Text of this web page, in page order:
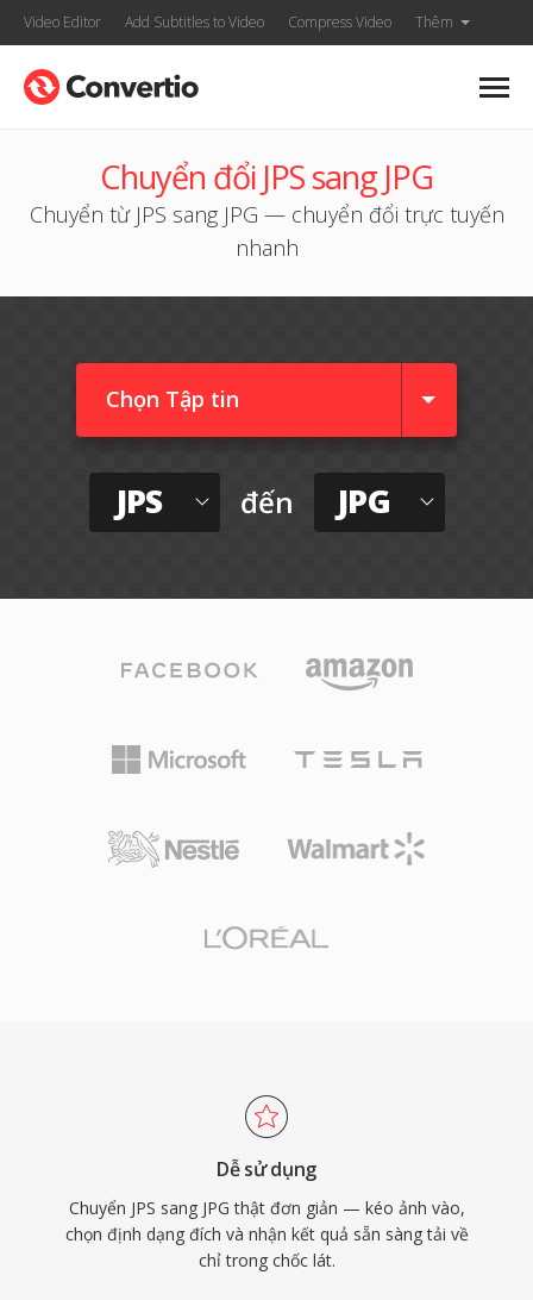
Video Editor Add Subtitles to Video Compress Video Thêm
Chuyển đổi JPS sang JPG
Chuyển từ JPS sang JPG — chuyển đổi trực tuyến
nhanh
Chọn Tập tin
JPS đến JPG
Dễ sử dụng
Chuyển JPS sang JPG thật đơn giản — kéo ảnh vào,
chọn định dạng đích và nhận kết quả sẵn sàng tải về
chỉ trong chốc lát.